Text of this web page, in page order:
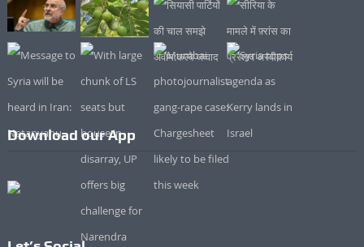
Download our App